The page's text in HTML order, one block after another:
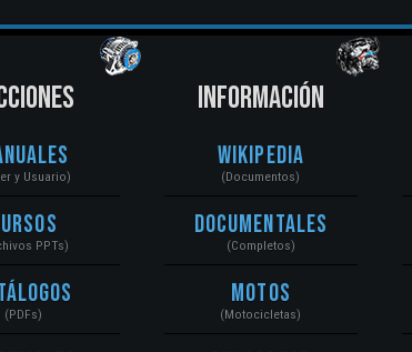
y Usuario)
PPTs)
(PDFs)
INFORMACIÓN
Wikipedia
(Documentos)
Documentales
(Completos)
Motos
(Motocicletas)